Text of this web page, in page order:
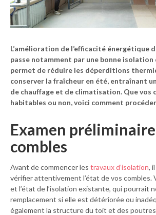
L’amélioration de l’efficacité énergétique
passe notamment par une bonne isolation
permet de réduire les déperditions
conserver la fraîcheur en été, entraînant
de chauffage et de climatisation. Que vos
habitables ou non, voici comment
Examen
combles
Avant de commencer les travaux d’isolation,
vérifier attentivement l’état de vos combles.
et l’état de l’isolation existante, qui pourrait
remplacement si elle est détériorée ou
également la structure du toit et des